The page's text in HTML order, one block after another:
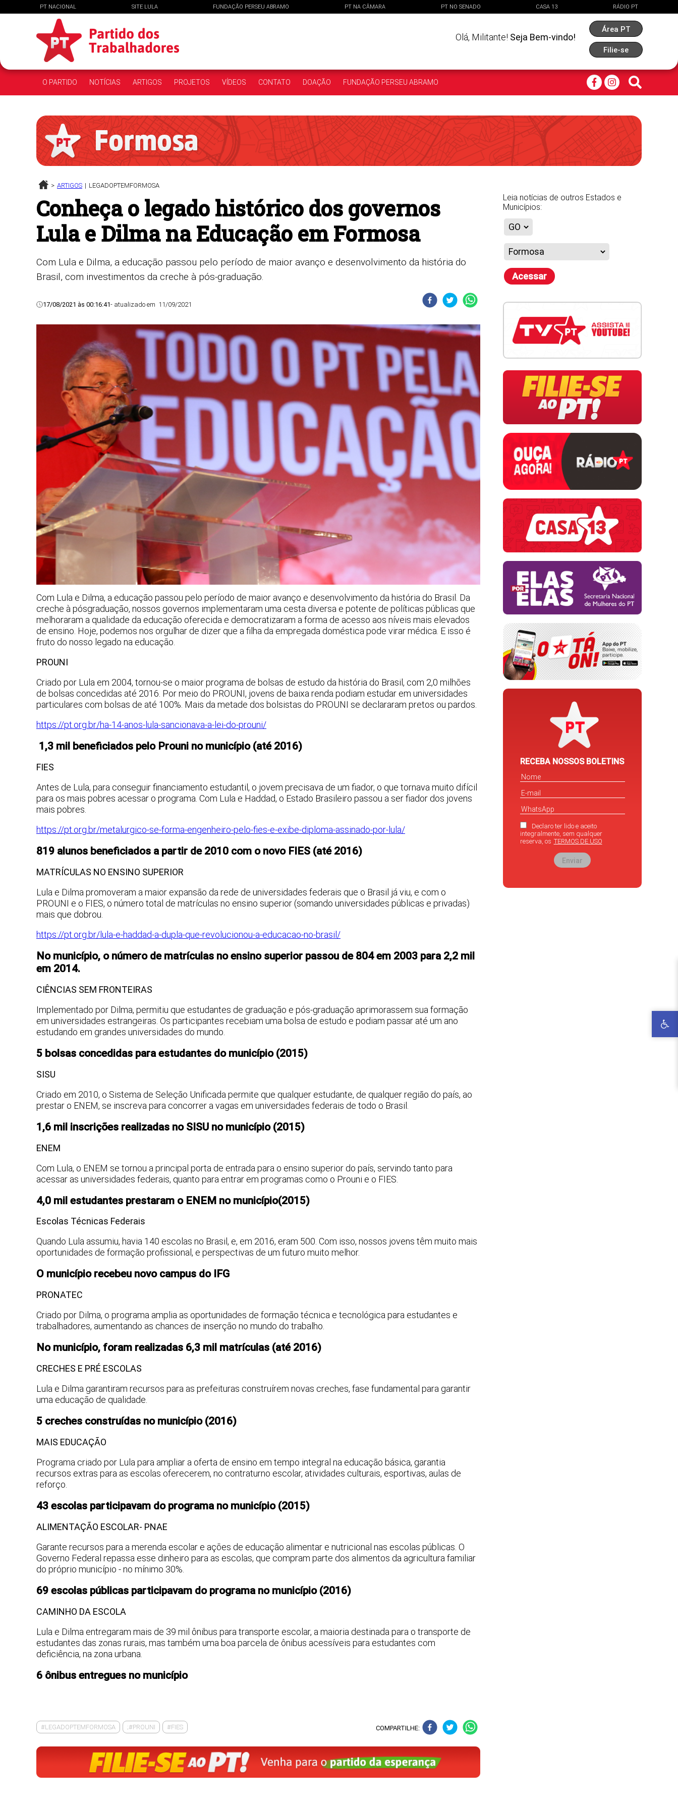
PT NACIONAL SITE LULA FUNDAÇÃO PERSEU ABRAMO PT NA CÂMARA PT NO SENADO CASA 13 RÁDIO PT
Olá, Militante! Seja Bem-vindo!
Área PT
Filie-se
O PARTIDO NOTÍCIAS ARTIGOS PROJETOS VÍDEOS CONTATO DOAÇÃO FUNDAÇÃO PERSEU ABRAMO
> ARTIGOS | LEGADOPTEMFORMOSA
Conheça o legado histórico dos governos
Lula e Dilma na Educação em Formosa
Com Lula e Dilma, a educação passou pelo período de maior avanço e desenvolvimento da história do
Brasil, com investimentos da creche à pós-graduação.
17/08/2021 às 00:16:41- atualizado em 11/09/2021
Com Lula e Dilma, a educação passou pelo período de maior avanço e desenvolvimento da história do Brasil. Da
creche à pósgraduação, nossos governos implementaram uma cesta diversa e potente de políticas públicas que
melhoraram a qualidade da educação oferecida e democratizaram a forma de acesso aos níveis mais elevados
de ensino. Hoje, podemos nos orgulhar de dizer que a filha da empregada doméstica pode virar médica. E isso é
fruto do nosso legado na educação.
PROUNI
Criado por Lula em 2004, tornou-se o maior programa de bolsas de estudo da história do Brasil, com 2,0 milhões
de bolsas concedidas até 2016. Por meio do PROUNI, jovens de baixa renda podiam estudar em universidades
particulares com bolsas de até 100%. Mais da metade dos bolsistas do PROUNI se declararam pretos ou pardos.
https://pt.org.br/ha-14-anos-lula-sancionava-a-lei-do-prouni/
1,3 mil beneficiados pelo Prouni no município (até 2016)
FIES
Antes de Lula, para conseguir financiamento estudantil, o jovem precisava de um fiador, o que tornava muito difícil
para os mais pobres acessar o programa. Com Lula e Haddad, o Estado Brasileiro passou a ser fiador dos jovens
mais pobres.
https://pt.org.br/metalurgico-se-forma-engenheiro-pelo-fies-e-exibe-diploma-assinado-por-lula/
819 alunos beneficiados a partir de 2010 com o novo FIES (até 2016)
MATRÍCULAS NO ENSINO SUPERIOR
Lula e Dilma promoveram a maior expansão da rede de universidades federais que o Brasil já viu, e com o
PROUNI e o FIES, o número total de matrículas no ensino superior (somando universidades públicas e privadas)
mais que dobrou.
https://pt.org.br/lula-e-haddad-a-dupla-que-revolucionou-a-educacao-no-brasil/
No município, o número de matrículas no ensino superior passou de 804 em 2003 para 2,2 mil
em 2014.
CIÊNCIAS SEM FRONTEIRAS
Implementado por Dilma, permitiu que estudantes de graduação e pós-graduação aprimorassem sua formação
em universidades estrangeiras. Os participantes recebiam uma bolsa de estudo e podiam passar até um ano
estudando em grandes universidades do mundo.
5 bolsas concedidas para estudantes do município (2015)
SISU
Criado em 2010, o Sistema de Seleção Unificada permite que qualquer estudante, de qualquer região do país, ao
prestar o ENEM, se inscreva para concorrer a vagas em universidades federais de todo o Brasil.
1,6 mil inscrições realizadas no SISU no município (2015)
ENEM
Com Lula, o ENEM se tornou a principal porta de entrada para o ensino superior do país, servindo tanto para
acessar as universidades federais, quanto para entrar em programas como o Prouni e o FIES.
4,0 mil estudantes prestaram o ENEM no município(2015)
Escolas Técnicas Federais
Quando Lula assumiu, havia 140 escolas no Brasil, e, em 2016, eram 500. Com isso, nossos jovens têm muito mais
oportunidades de formação profissional, e perspectivas de um futuro muito melhor.
O município recebeu novo campus do IFG
PRONATEC
Criado por Dilma, o programa amplia as oportunidades de formação técnica e tecnológica para estudantes e
trabalhadores, aumentando as chances de inserção no mundo do trabalho.
No município, foram realizadas 6,3 mil matrículas (até 2016)
CRECHES E PRÉ ESCOLAS
Lula e Dilma garantiram recursos para as prefeituras construírem novas creches, fase fundamental para garantir
uma educação de qualidade.
5 creches construídas no município (2016)
MAIS EDUCAÇÃO
Programa criado por Lula para ampliar a oferta de ensino em tempo integral na educação básica, garantia
recursos extras para as escolas oferecerem, no contraturno escolar, atividades culturais, esportivas, aulas de
reforço.
43 escolas participavam do programa no município (2015)
ALIMENTAÇÃO ESCOLAR- PNAE
Garante recursos para a merenda escolar e ações de educação alimentar e nutricional nas escolas públicas. O
Governo Federal repassa esse dinheiro para as escolas, que compram parte dos alimentos da agricultura familiar
do próprio município - no mínimo 30%.
69 escolas públicas participavam do programa no município (2016)
CAMINHO DA ESCOLA
Lula e Dilma entregaram mais de 39 mil ônibus para transporte escolar, a maioria destinada para o transporte de
estudantes das zonas rurais, mas também uma boa parcela de ônibus acessíveis para estudantes com
deficiência, na zona urbana.
6 ônibus entregues no município
#LEGADOPTEMFORMOSA ;#PROUNI #FIES COMPARTILHE:
Leia notícias de outros Estados e
Municípios:
Acessar
RECEBA NOSSOS BOLETINS
Declaro ter lido e aceito
integralmente, sem qualquer
reserva, os TERMOS DE USO
Enviar